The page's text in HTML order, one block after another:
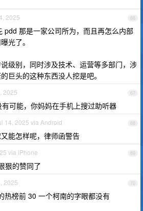
66
2025
pdd 那是一家公司所为，而且再怎么内部
光了。
级别，同时涉及技术、运营等多部门，涉
巨头的这种东西没人挖是吧。
67
2025
有可能，你妈妈在手机上搜过助听器
68
14, 2025 via Android
能怎样呢，律师函警告
69
via iPhone
狠的赞同了
70
2025
热榜前 30 一个柯南的字眼都没有